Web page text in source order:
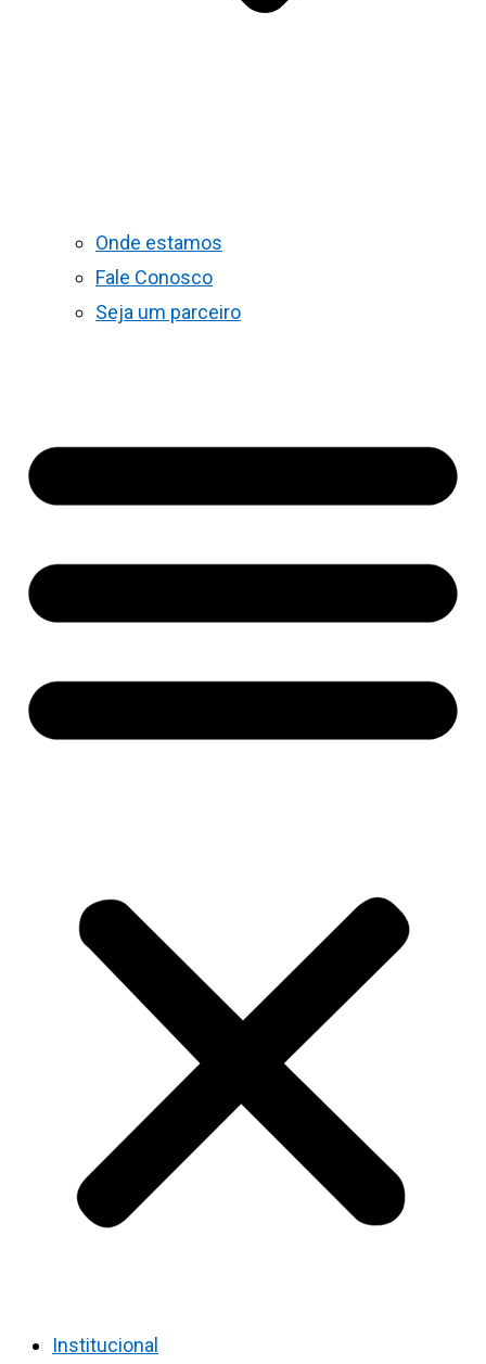
Onde estamos
Fale Conosco
Seja um parceiro
Institucional